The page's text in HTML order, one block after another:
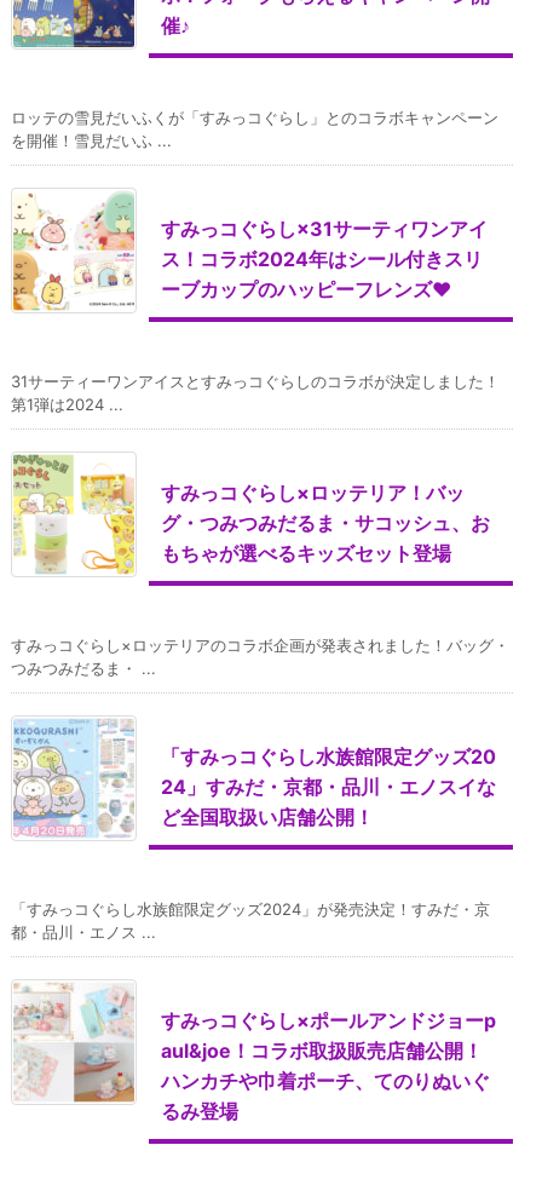
催♪
ロッテの雪見だいふくが「すみっコぐらし」とのコラボキャンペーン
を開催！雪見だいふ ...
すみっコぐらし×31サーティワンアイ
ス！コラボ2024年はシール付きスリ
ーブカップのハッピーフレンズ♥
31サーティーワンアイスとすみっコぐらしのコラボが決定しました！
第1弾は2024 ...
すみっコぐらし×ロッテリア！バッ
グ・つみつみだるま・サコッシュ、お
もちゃが選べるキッズセット登場
すみっコぐらし×ロッテリアのコラボ企画が発表されました！バッグ・
つみつみだるま・ ...
「すみっコぐらし水族館限定グッズ20
24」すみだ・京都・品川・エノスイな
ど全国取扱い店舗公開！
「すみっコぐらし水族館限定グッズ2024」が発売決定！すみだ・京
都・品川・エノス ...
すみっコぐらし×ポールアンドジョーp
aul&joe！コラボ取扱販売店舗公開！
ハンカチや巾着ポーチ、てのりぬいぐ
るみ登場